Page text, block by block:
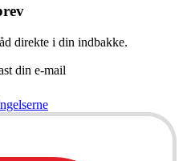
direkte i din indbakke.
din e-mail